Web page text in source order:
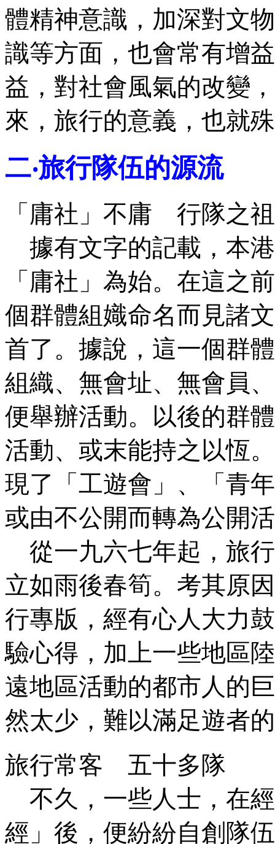
體精神意識，加深對文
識等方面，也會常有增
益，對社會風氣的改變
來，旅行的意義，也就
二‧旅行隊伍的源流
「庸社」不庸 行隊之祖
據有文字的記載，本
「庸社」為始。在這之
個群體組嬂命名而見諸
首了。據說，這一個群
組織、無會址、無會員
便舉辦活動。以後的群
活動、或末能持之以恆
現了「工遊會」、「青
或由不公開而轉為公開
從一九六七年起，旅
立如雨後春筍。考其原
行專版，經有心人大力
驗心得，加上一些地區
遠地區活動的都市人的
然太少，難以滿足遊者
旅行常客 五十多隊
不久，一些人士，在
經」後，便紛紛自創隊